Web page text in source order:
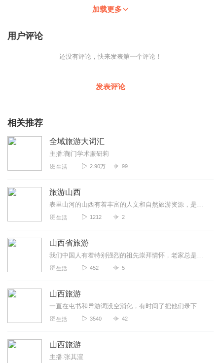
加载更多
用户评论
还没有评论，快来发表第一个评论！
发表评论
相关推荐
全域旅游大词汇
主播:鞠门学术廉研莉
生活 2.90万 99
旅游山西
表里山河的山西有着丰富的人文和自然旅游资源，是不折不扣的文物大省。但是由于自身的重视程度不足，宣传力度不够，使得很多人对我们的认识还仅仅停留在煤炭和黄土的层面上...
生活 1212 2
山西省旅游
我们中国人有着特别强烈的祖先崇拜情怀，老家总是牵挂着我们每个人的心魂，对于很多中国人来说，除了自己的家乡外，还会对另一个地方心驰神往，那就是山西省，因为在五六百...
生活 452 5
山西旅游
一直在屯书和导游词没空消化，有时间了把他们录下来偶尔听听如果有人爱听也可以听听看，版权完全不是我的不过不卖钱应该不侵权吧
生活 3540 42
山西旅游
主播:张其渲